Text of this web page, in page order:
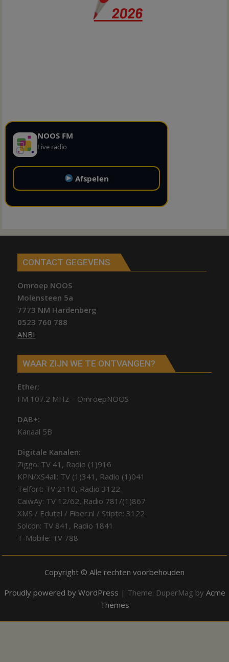
NOOS FM
Live radio
Afspelen
CONTACT GEGEVENS
Omroep NOOS
Molensteen 5a
7773 NM Hardenberg
0523 760 788
ANBI
WAAR ZIJN WE TE ONTVANGEN?
Ether;
FM 107.2 MHz – OmroepNOOS
DAB+:
Kanaal 5B
Digitale Kanalen:
Ziggo: TV 41, Radio (1)916
KPN/XS4all: TV (1)341, Radio (1)041
Telfort: TV 2110, Radio 3122
CaiwAy: TV 12/62, Radio 781/(1)867
XMS / Edutel / Fiber.nl / Stipte: 3122
Solcon: TV 841, Radio 1841
T-Mobile: TV 788
Copyright © Alle rechten voorbehouden
Proudly powered by WordPress | Theme: DuperMag by Acme
Themes